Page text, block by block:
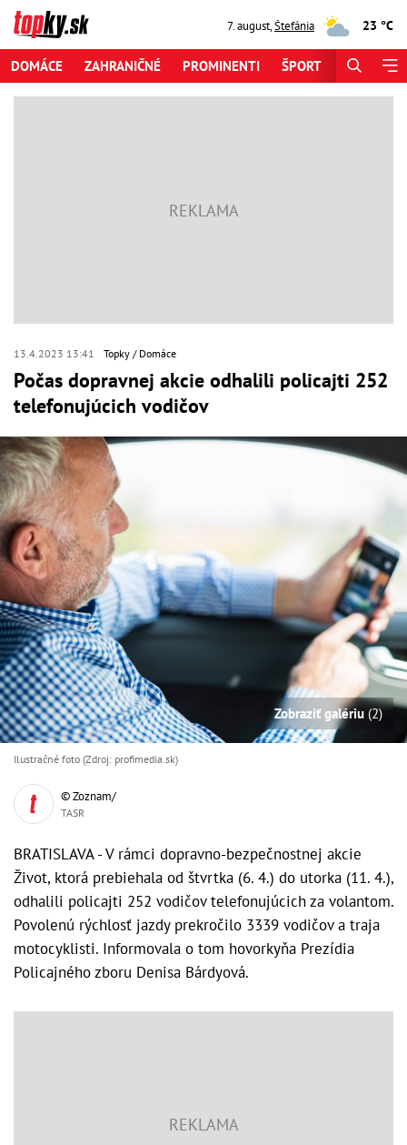
7. august,Štefánia 23 °C
DOMÁCE ZAHRANIČNÉ PROMINENTI ŠPORT
13.4.2023 13:41 Topky Domáce
Počas dopravnej akcie odhalili policajti 252
telefonujúcich vodičov
Zobraziť galériu (2)
Ilustračné foto (Zdroj: profimedia.sk)
© Zoznam/
TASR
BRATISLAVA - V rámci dopravno-bezpečnostnej akcie
Život, ktorá prebiehala od štvrtka (6. 4.) do utorka (11. 4.),
odhalili policajti 252 vodičov telefonujúcich za volantom.
Povolenú rýchlosť jazdy prekročilo 3339 vodičov a traja
motocyklisti. Informovala o tom hovorkyňa Prezídia
Policajného zboru Denisa Bárdyová.